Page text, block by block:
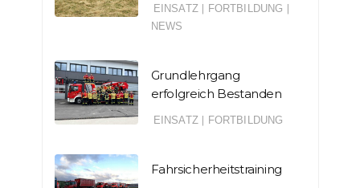
EINSATZ FORTBILDUNG
NEWS
Grundlehrgang
erfolgreich Bestanden
EINSATZ FORTBILDUNG
Fahrsicherheitstraining